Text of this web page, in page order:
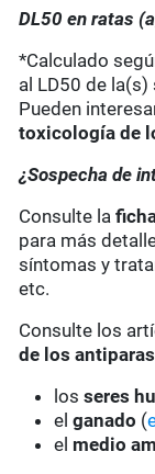
DL50 en ratas
*Calculado
al LD50 de
Pueden
toxicología de
¿Sospecha de
Consulte la
para más
síntomas y
etc.
Consulte los
de los
losseres
elganado (
el medio